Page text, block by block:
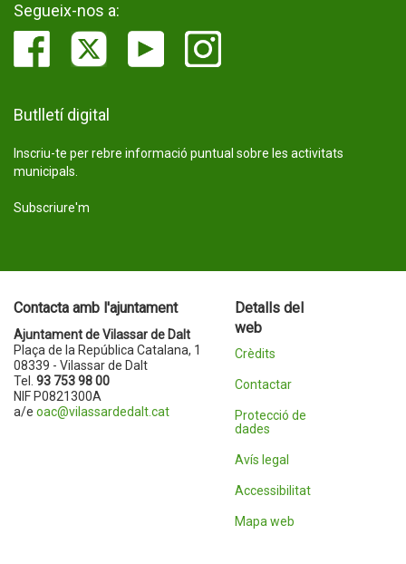
Segueix-nos a:
Butlletí digital
Inscriu-te per rebre informació puntual sobre les activitats
municipals.
Subscriure'm
Contacta amb l'ajuntament
Ajuntament de Vilassar de Dalt
Plaça de la República Catalana, 1
08339 - Vilassar de Dalt
Tel. 93 753 98 00
NIF P0821300A
a/e oac@vilassardedalt.cat
Detalls del
web
Crèdits
Contactar
Protecció de
dades
Avís legal
Accessibilitat
Mapa web